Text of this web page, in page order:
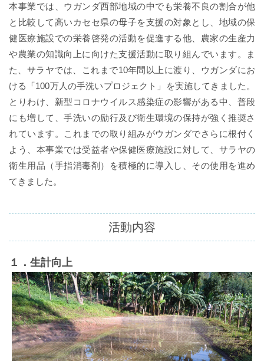
本事業では、ウガンダ西部地域の中でも栄養不良の割合が他
と比較して高いカセセ県の母子を支援の対象とし、地域の保
健医療施設での栄養啓発の活動を促進する他、農家の生産力
や農業の知識向上に向けた支援活動に取り組んでいます。ま
た、サラヤでは、これまで10年間以上に渡り、ウガンダにお
ける「100万人の手洗いプロジェクト」を実施してきました。
とりわけ、新型コロナウイルス感染症の影響がある中、普段
にも増して、手洗いの励行及び衛生環境の保持が強く推奨さ
れています。これまでの取り組みがウガンダでさらに根付く
よう、本事業では受益者や保健医療施設に対して、サラヤの
衛生用品（手指消毒剤）を積極的に導入し、その使用を進め
てきました。
活動内容
１．生計向上